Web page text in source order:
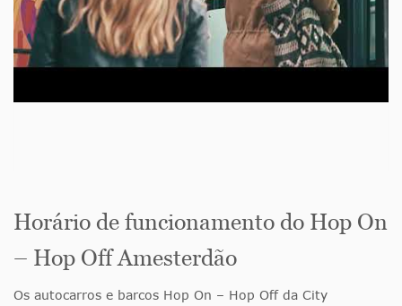
Horário de funcionamento do Hop On
– Hop Off Amesterdão
Os autocarros e barcos Hop On – Hop Off da City